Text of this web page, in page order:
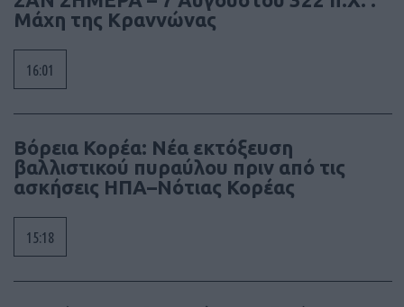
Μάχη της Κραννώνας
16:01
Βόρεια Κορέα: Νέα εκτόξευση
βαλλιστικού πυραύλου πριν από τις
ασκήσεις ΗΠΑ–Νότιας Κορέας
15:18